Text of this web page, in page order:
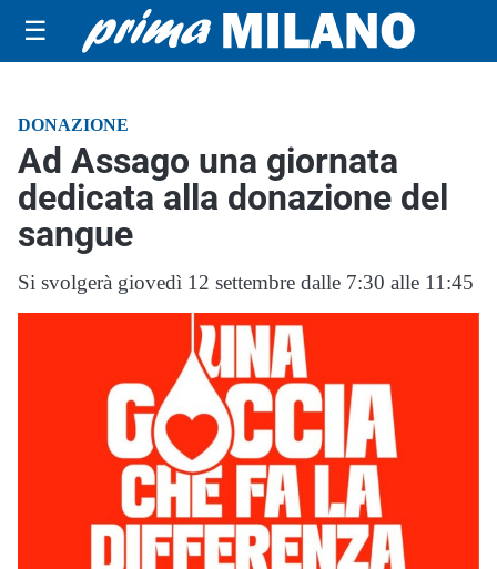
☰
DONAZIONE
Ad Assago una giornata
dedicata alla donazione del
sangue
Si svolgerà giovedì 12 settembre dalle 7:30 alle 11:45